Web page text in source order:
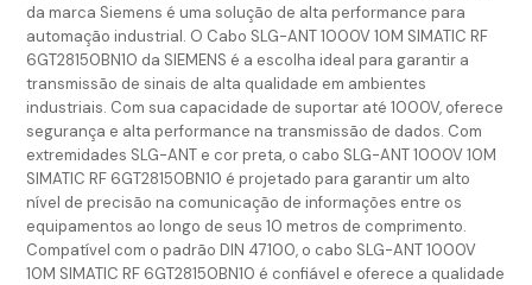
da marca Siemens é uma solução de alta performance para
automação industrial. O Cabo SLG-ANT 1000V 10M SIMATIC RF
6GT28150BN10 da SIEMENS é a escolha ideal para garantir a
transmissão de sinais de alta qualidade em ambientes
industriais. Com sua capacidade de suportar até 1000V, oferece
segurança e alta performance na transmissão de dados. Com
extremidades SLG-ANT e cor preta, o cabo SLG-ANT 1000V 10M
SIMATIC RF 6GT28150BN10 é projetado para garantir um alto
nível de precisão na comunicação de informações entre os
equipamentos ao longo de seus 10 metros de comprimento.
Compatível com o padrão DIN 47100, o cabo SLG-ANT 1000V
10M SIMATIC RF 6GT28150BN10 é confiável e oferece a qualidade